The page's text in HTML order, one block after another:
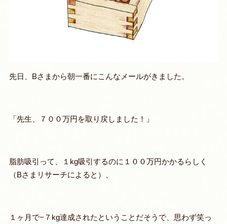
先日、Bさまから朝一番にこんなメールがきました。
「先生、７００万円を取り戻しました ！」
脂肪吸引って、１kg吸引するのに１００万円かかるらしく
（Bさまリサーチによると）、
１ヶ月で−７kg達成されたということだそうで、思わず笑っ